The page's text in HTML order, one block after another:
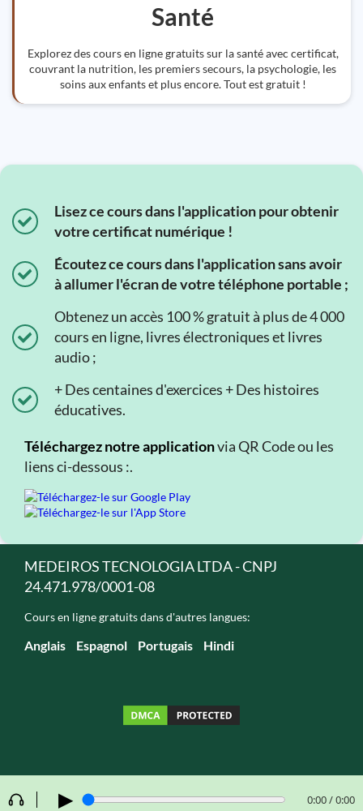
▶ 0:00 / 0:00
Santé
Explorez des cours en ligne gratuits sur la santé avec certificat,
couvrant la nutrition, les premiers secours, la psychologie, les
soins aux enfants et plus encore. Tout est gratuit !
Lisez ce cours dans l'application pour obtenir
votre certificat numérique !
Écoutez ce cours dans l'application sans avoir
à allumer l'écran de votre téléphone portable ;
Obtenez un accès 100 % gratuit à plus de 4 000
cours en ligne, livres électroniques et livres
audio ;
+ Des centaines d'exercices + Des histoires
éducatives.
Téléchargez notre applicationvia QR Code ou les
liens ci-dessous :.
MEDEIROS TECNOLOGIA LTDA - CNPJ
24.471.978/0001-08
Cours en ligne gratuits dans d'autres langues:
Anglais Espagnol Portugais Hindi